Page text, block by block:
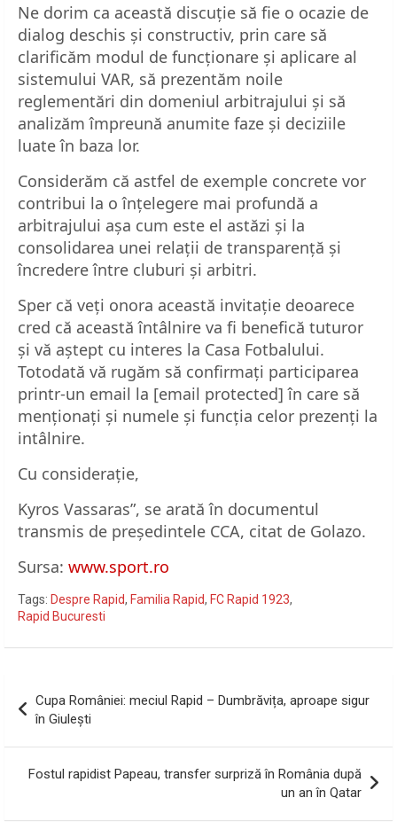
Ne dorim ca această discuție să fie o ocazie de
dialog deschis și constructiv, prin care să
clarificăm modul de funcționare și aplicare al
sistemului VAR, să prezentăm noile
reglementări din domeniul arbitrajului și să
analizăm împreună anumite faze și deciziile
luate în baza lor.
Considerăm că astfel de exemple concrete vor
contribui la o înțelegere mai profundă a
arbitrajului așa cum este el astăzi și la
consolidarea unei relații de transparență și
încredere între cluburi și arbitri.
Sper că veți onora această invitație deoarece
cred că această întâlnire va fi benefică tuturor
și vă aștept cu interes la Casa Fotbalului.
Totodată vă rugăm să confirmați participarea
printr-un email la [email protected] în care să
menționați și numele și funcția celor prezenți la
intâlnire.
Cu considerație,
Kyros Vassaras”, se arată în documentul
transmis de președintele CCA, citat de Golazo.
Sursa: www.sport.ro
Tags: Despre Rapid, Familia Rapid, FC Rapid 1923,
Rapid Bucuresti
în
articole
Cupa României: meciul Rapid – Dumbrăvița, aproape sigur
în Giulești
Fostul rapidist Papeau, transfer surpriză în România după
un an în Qatar